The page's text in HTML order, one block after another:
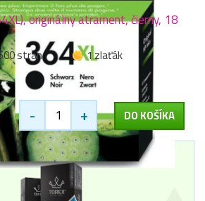
originálny atrament, čierny, 18
stran
1 zlaťák
- + DO KOŠÍKA